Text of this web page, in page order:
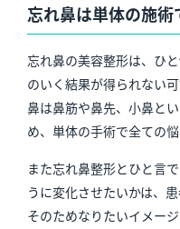
忘れ鼻は単体の施
忘れ鼻の美容整形は、ひ
のいく結果が得られない可
鼻は鼻筋や鼻先、小鼻と
め、単体の手術で全ての
また忘れ鼻整形とひと言
うに変化させたいかは、
そのためなりたいイメー